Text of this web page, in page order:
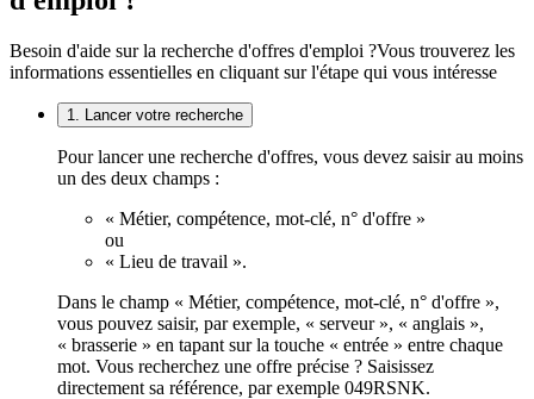
Besoin d'aide sur la recherche d'offres d'emploi ?Vous trouverez les
informations essentielles en cliquant sur l'étape qui vous intéresse
1. Lancer votre recherche
Pour lancer une recherche d'offres, vous devez saisir au moins
un des deux champs :
« Métier, compétence, mot-clé, n° d'offre »
ou
« Lieu de travail ».
Dans le champ « Métier, compétence, mot-clé, n° d'offre »,
vous pouvez saisir, par exemple, « serveur », « anglais »,
« brasserie » en tapant sur la touche « entrée » entre chaque
mot. Vous recherchez une offre précise ? Saisissez
directement sa référence, par exemple 049RSNK.